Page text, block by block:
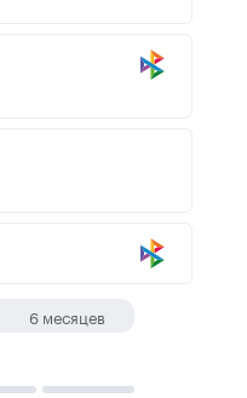
6 месяцев